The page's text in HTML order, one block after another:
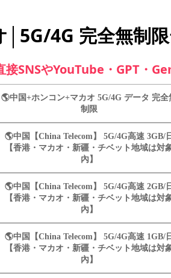
│5G/4G 完全無制
SNSやYouTube・GPT・
🌎️中国+ホンコン+マカオ 5G/4G データ 完全
制限
🌎️中国【China Telecom】 5G/4G高速 3GB/
【香港・マカオ・新疆・チベット地域は対
內】
🌎️中国【China Telecom】 5G/4G高速 2GB/
【香港・マカオ・新疆・チベット地域は対
內】
🌎️中国【China Telecom】 5G/4G高速 1GB/
【香港・マカオ・新疆・チベット地域は対
內】